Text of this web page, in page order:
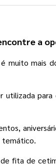
a
muito mais
temático.
fita de